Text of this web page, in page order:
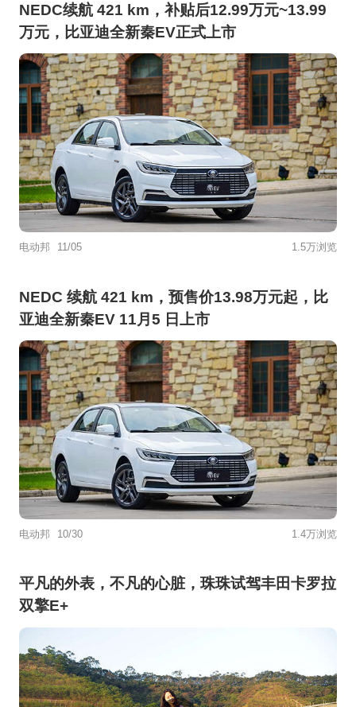
NEDC续航 421 km，补贴后12.99万元~13.99
万元，比亚迪全新秦EV正式上市
电动邦 11/05 1.5万浏览
NEDC 续航 421 km，预售价13.98万元起，比
亚迪全新秦EV 11月5 日上市
电动邦 10/30 1.4万浏览
平凡的外表，不凡的心脏，珠珠试驾丰田卡罗拉
双擎E+